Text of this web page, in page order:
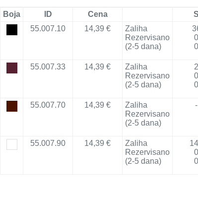
Boja ID Cena S
55.007.10
14,39 €
Zaliha
Rezervisano
(2-5 dana)
0
0
55.007.33 14,39 €
Zaliha
Rezervisano
(2-5 dana)
2
0
0
55.007.70 14,39 €
Zaliha
Rezervisano
(2-5 dana)
-
55.007.90 14,39 €
Zaliha
Rezervisano
(2-5 dana)
0
0